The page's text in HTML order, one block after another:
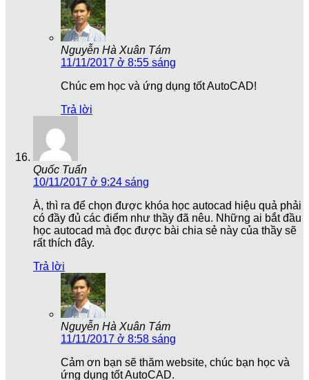
Nguyễn Hà Xuân Tám
11/11/2017 ở 8:55 sáng
Chúc em học và ứng dụng tốt AutoCAD!
Trả lời
Quốc Tuấn
10/11/2017 ở 9:24 sáng
À, thì ra để chọn được khóa học autocad hiệu quả phải
có đầy đủ các điểm như thầy đã nêu. Những ai bắt đầu
học autocad mà đọc được bài chia sẻ này của thầy sẽ
rất thích đây.
Trả lời
Nguyễn Hà Xuân Tám
11/11/2017 ở 8:58 sáng
Cảm ơn bạn sẽ thăm website, chúc bạn học và
ứng dụng tốt AutoCAD.